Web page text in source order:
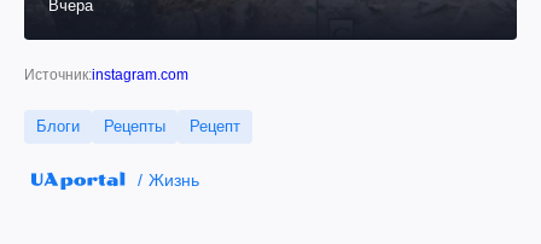
Вчера
Источник:instagram.com
Блоги Рецепты Рецепт
Жизнь